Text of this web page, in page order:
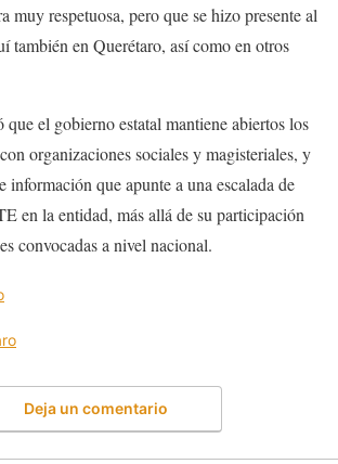
muy respetuosa, pero que se hizo presente al
también en Querétaro, así como en otros
que el gobierno estatal mantiene abiertos los
organizaciones sociales y magisteriales, y
información que apunte a una escalada de
en la entidad, más allá de su participación
convocadas a nivel nacional.
Deja un comentario